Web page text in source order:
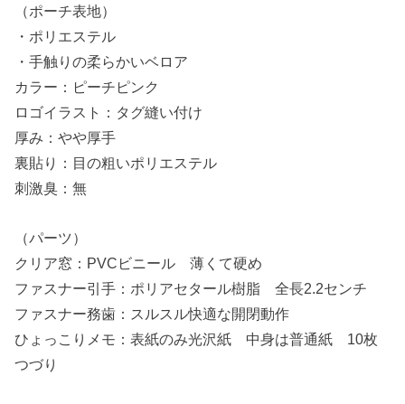
（ポーチ表地）
・ポリエステル
・手触りの柔らかいベロア
カラー：ピーチピンク
ロゴイラスト：タグ縫い付け
厚み：やや厚手
裏貼り：目の粗いポリエステル
刺激臭：無
（パーツ）
クリア窓：PVCビニール 薄くて硬め
ファスナー引手：ポリアセタール樹脂 全長2.2センチ
ファスナー務歯：スルスル快適な開閉動作
ひょっこりメモ：表紙のみ光沢紙 中身は普通紙 10枚
つづり